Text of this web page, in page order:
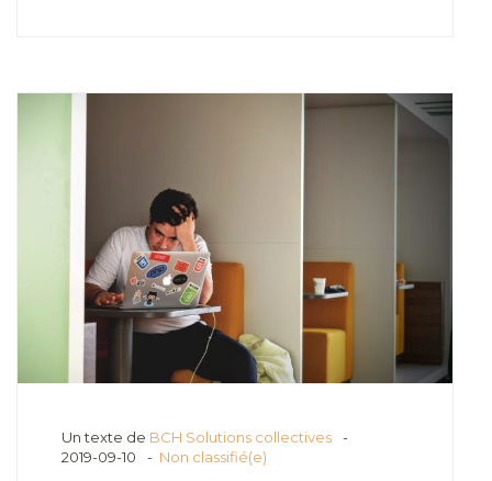
Un texte de BCH Solutions collectives
2019-09-10
Non classifié(e)